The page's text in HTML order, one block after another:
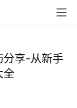
分享-从新手
全